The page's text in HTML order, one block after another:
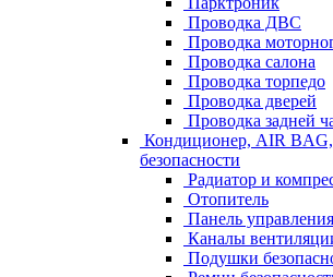
Проводка ДВС
Проводка
Проводка салона
Проводка торпедо
Проводка дверей
Проводка задней
Кондиционер, AIR
безопасности
Радиатор и
Отопитель
Панель
Каналы
Подушки